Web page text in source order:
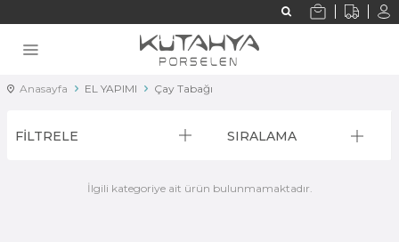
Anasayfa EL YAPIMI Çay Tabağı
FİLTRELE SIRALAMA
İlgili kategoriye ait ürün bulunmamaktadır.